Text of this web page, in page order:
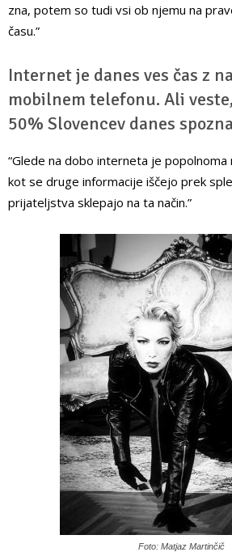
zna, potem so tudi vsi ob njemu na
času.”
Internet je danes ves čas z
mobilnem telefonu. Ali
50% Slovencev danes
“Glede na dobo interneta je popolnoma
kot se druge informacije iščejo prek
prijateljstva sklepajo na ta način.”
Foto: Matjaz Martinčič